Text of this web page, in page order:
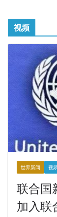
视频
世界新闻 视
联合国
加入联